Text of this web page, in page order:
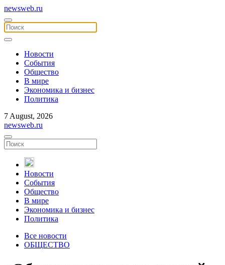
newsweb.ru
Новости
События
Общество
В мире
Экономика и бизнес
Политика
7 August, 2026
newsweb.ru
Новости
События
Общество
В мире
Экономика и бизнес
Политика
Все новости
ОБЩЕСТВО